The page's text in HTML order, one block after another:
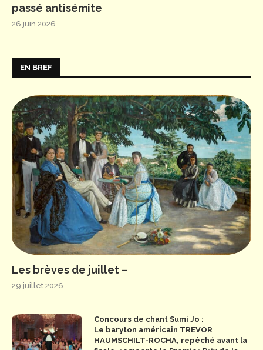
passé antisémite
26 juin 2026
EN BREF
Les brèves de juillet –
29 juillet 2026
Concours de chant Sumi Jo :
Le baryton américain TREVOR
HAUMSCHILT-ROCHA, repêché avant la